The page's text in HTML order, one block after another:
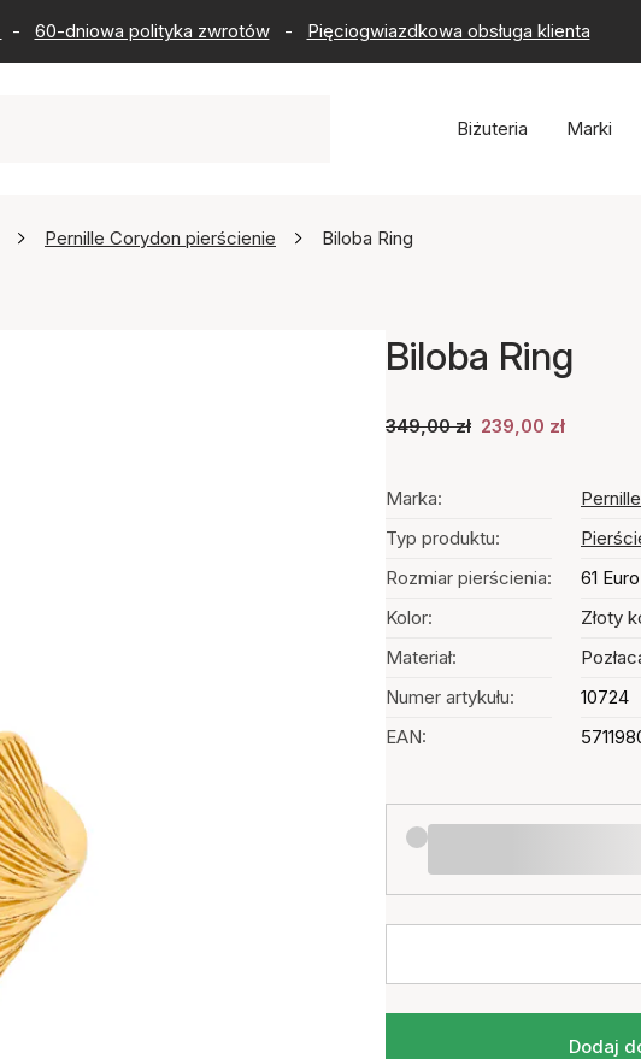
- 60-dniowa polityka zwrotów - Pięciogwiazdkowa obsługa klienta
Biżuteria Marki
Pernille Corydon pierścienie Biloba Ring
Biloba Ring
349,00 zł 239,00 zł
Marka:
Typ produktu:
Rozmiar pierścienia:
61
Kolor:
Złoty
Materiał:
Numer artykułu:
10724
EAN:
Dodaj